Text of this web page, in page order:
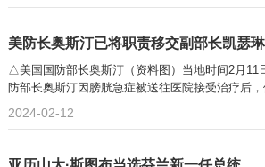
美防长奥斯汀已将职责移交副部长凯瑟
△美国国防部长奥斯汀（资料图）当地时间2月11
防部长奥斯汀因膀胱急症被送往医院接受治疗后
2024-02-12